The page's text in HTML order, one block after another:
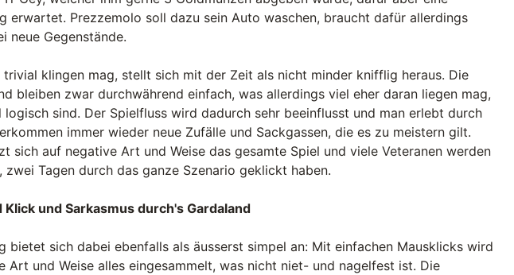
erwartet. Prezzemolo soll dazu sein Auto waschen, braucht dafür allerdings
neue Gegenstände.
trivial klingen mag, stellt sich mit der Zeit als nicht minder knifflig heraus. Die
bleiben zwar durchwährend einfach, was allerdings viel eher daran liegen mag,
logisch sind. Der Spielfluss wird dadurch sehr beeinflusst und man erlebt durch
immer wieder neue Zufälle und Sackgassen, die es zu meistern gilt.
sich auf negative Art und Weise das gesamte Spiel und viele Veteranen werden
zwei Tagen durch das ganze Szenario geklickt haben.
Klick und Sarkasmus durch's Gardaland
bietet sich dabei ebenfalls als äusserst simpel an: Mit einfachen Mausklicks wird
Art und Weise alles eingesammelt, was nicht niet- und nagelfest ist. Die